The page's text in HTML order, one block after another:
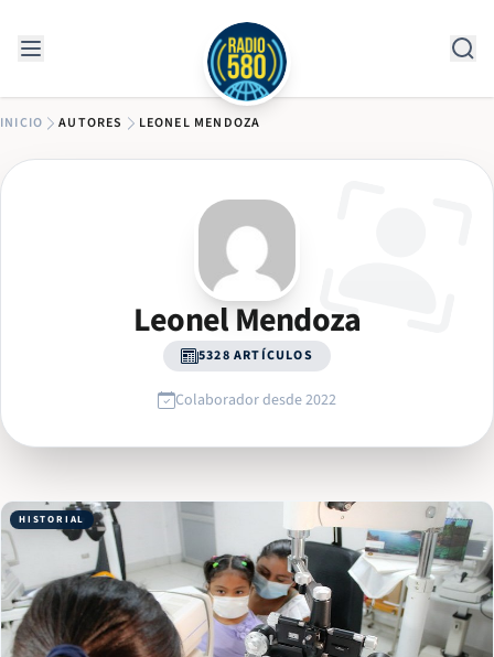
INICIO AUTORES LEONEL MENDOZA
Leonel Mendoza
5328 ARTÍCULOS
Colaborador desde 2022
HISTORIAL